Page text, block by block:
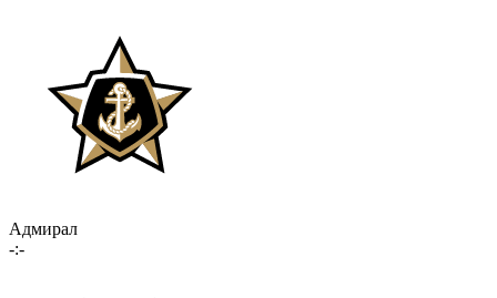
Адмирал
-:-